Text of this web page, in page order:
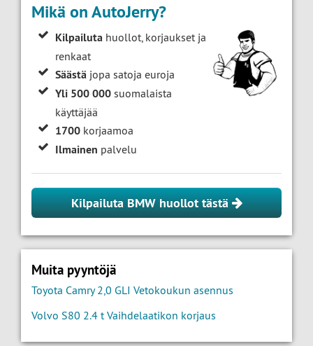
Mikä on AutoJerry?
Kilpailuta huollot, korjaukset ja
renkaat
Säästä jopa satoja euroja
Yli 500 000 suomalaista
käyttäjää
1700 korjaamoa
Ilmainen palvelu
Kilpailuta BMW huollot tästä
Muita pyyntöjä
Toyota Camry 2,0 GLI Vetokoukun asennus
Volvo S80 2.4 t Vaihdelaatikon korjaus